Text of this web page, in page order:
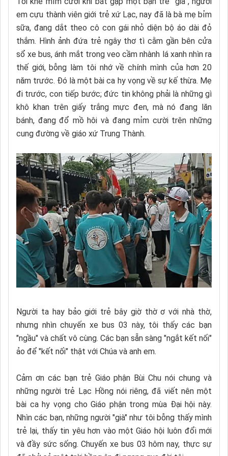
em cựu thành viên giới trẻ xứ Lạc, nay đã là bà mẹ bỉm
sữa, đang dắt theo cô con gái nhỏ diện bộ áo dài đỏ
thắm. Hình ảnh đứa trẻ ngây thơ tì cằm gần bên cửa
sổ xe bus, ánh mắt trong veo cầm nhành lá xanh nhìn ra
thế giới, bỗng làm tôi nhớ về chính mình của hơn 20
năm trước. Đó là một bài ca hy vọng về sự kế thừa. Mẹ
đi trước, con tiếp bước; đức tin không phải là những gì
khô khan trên giấy trắng mực đen, mà nó đang lăn
bánh, đang đổ mồ hôi và đang mỉm cười trên những
cung đường về giáo xứ Trung Thành.
Người ta hay bảo giới trẻ bây giờ thờ ơ với nhà thờ,
nhưng nhìn chuyến xe bus 03 này, tôi thấy các bạn
"ngầu" và chất vô cùng. Các bạn sẵn sàng "ngắt kết nối"
ảo để "kết nối" thật với Chúa và anh em.
Cảm ơn các bạn trẻ Giáo phận Bùi Chu nói chung và
những người trẻ Lạc Hồng nói riêng, đã viết nên một
bài ca hy vọng cho Giáo phận trong mùa Đại hội này.
Nhìn các bạn, những người "già" như tôi bỗng thấy mình
trẻ lại, thấy tin yêu hơn vào một Giáo hội luôn đổi mới
và đầy sức sống. Chuyến xe bus 03 hôm nay, thực sự